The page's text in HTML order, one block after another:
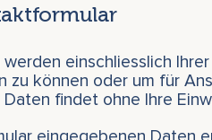
einschliesslich
zu können oder um für
findet ohne Ihre
eingegebenen Daten